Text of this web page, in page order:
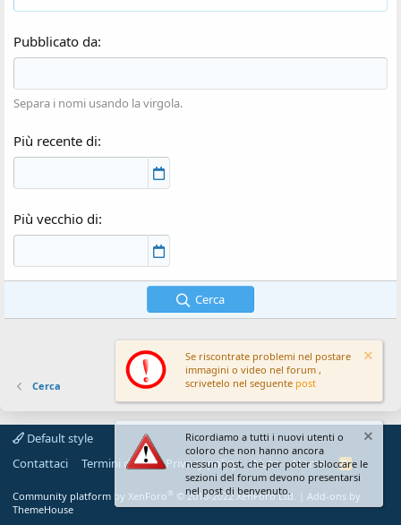
Pubblicato da
Separa i nomi usando la virgola.
Più recente di
Più vecchio di
Cerca
Cerca
Default style
Contattaci
Termini d'uso Privacy policy Aiuto Home
R
S
Community platform by XenForo® © 2010-2022 XenForo Ltd.
Add-ons by
ThemeHouse
Se riscontrate problemi nel postare
immagini o video nel forum ,
scrivetelo nel seguente post
Ricordiamo a tutti i nuovi utenti o
coloro che non hanno ancora
nessun post, che per poter sbloccare le
sezioni del forum devono presentarsi
nel post di benvenuto.